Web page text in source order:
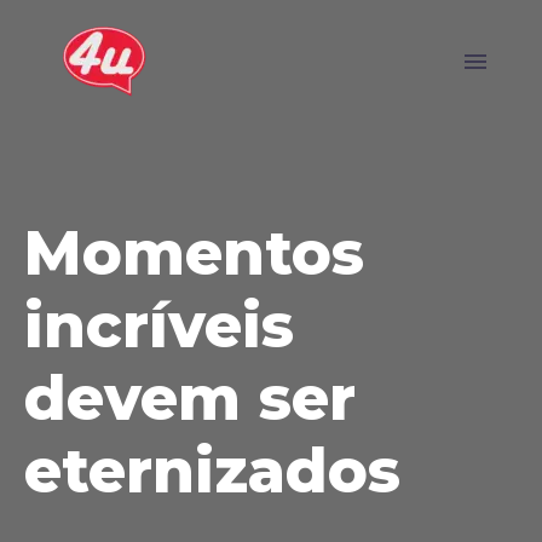
Momentos
incríveis
devem ser
eternizados